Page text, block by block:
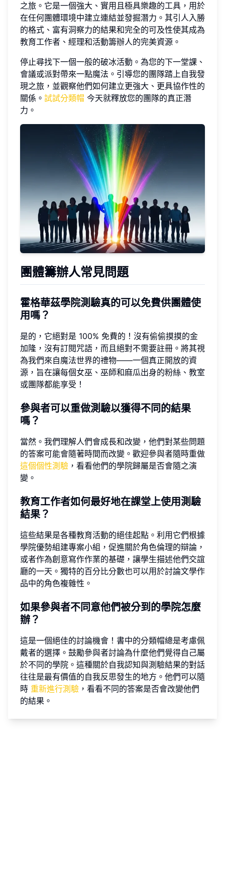
之旅。它是一個強大、實用且極具樂趣的工具，用於
在任何團體環境中建立連結並發掘潛力。其引人入勝
的格式、富有洞察力的結果和完全的可及性使其成為
教育工作者、經理和活動籌辦人的完美資源。
停止尋找下一個一般的破冰活動。為您的下一堂課、
會議或派對帶來一點魔法。引導您的團隊踏上自我發
現之旅，並觀察他們如何建立更強大、更具協作性的
關係。 試試分類帽 今天就釋放您的團隊的真正潛
力。
團體籌辦人常見問題
霍格華茲學院測驗真的可以免費供團體使
用嗎？
是的，它絕對是 100% 免費的！沒有偷偷摸摸的金
加隆，沒有訂閱咒語，而且絕對不需要註冊。將其視
為我們來自魔法世界的禮物——一個真正開放的資
源，旨在讓每個女巫、巫師和麻瓜出身的粉絲、教室
或團隊都能享受！
參與者可以重做測驗以獲得不同的結果
嗎？
當然。我們理解人們會成長和改變，他們對某些問題
的答案可能會隨著時間而改變。歡迎參與者隨時重做
這個個性測驗 ，看看他們的學院歸屬是否會隨之演
變。
教育工作者如何最好地在課堂上使用測驗
結果？
這些結果是各種教育活動的絕佳起點。利用它們根據
學院優勢組建專案小組，促進關於角色倫理的辯論，
或者作為創意寫作作業的基礎，讓學生描述他們交誼
廳的一天。獨特的百分比分數也可以用於討論文學作
品中的角色複雜性。
如果參與者不同意他們被分到的學院怎麼
辦？
這是一個絕佳的討論機會！書中的分類帽總是考慮佩
戴者的選擇。鼓勵參與者討論為什麼他們覺得自己屬
於不同的學院。這種關於自我認知與測驗結果的對話
往往是最有價值的自我反思發生的地方。他們可以隨
時 重新進行測驗 ，看看不同的答案是否會改變他們
的結果。